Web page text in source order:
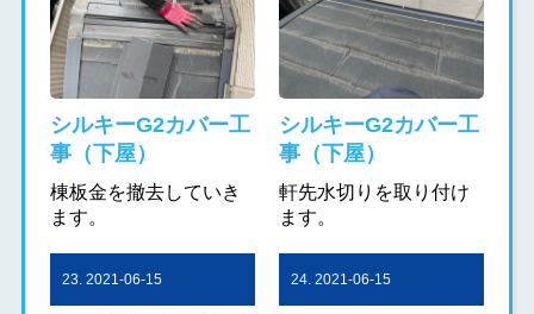
シルキーG2カバー工
事（下屋）
棟板金を撤去していき
ます。
シルキーG2カバー工
事（下屋）
軒先水切りを取り付け
ます。
23. 2021-06-15 24. 2021-06-15